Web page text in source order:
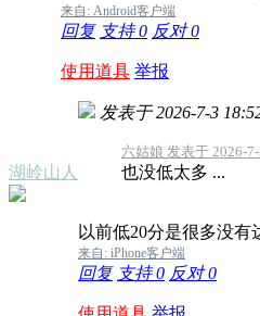
来自: Android客户端
回复 支持0 反对0
使用道具 举报
湖岭山人
发表于 2026-7-3
六姑娘 发表于 2026-
也没低太多 ...
以前低20分是很多没
来自: iPhone客户端
回复 支持0 反对0